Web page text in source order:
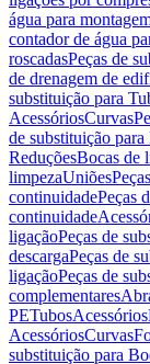
água para
contador de água
roscadasPeças de
de drenagem de
substituição para
AcessóriosCurvas
de substituição
ReduçõesBocas de
limpezaUniões
continuidadePeças
continuidade
ligaçãoPeças de
descargaPeças de
ligaçãoPeças de
complementares
PETubosAcessórios
AcessóriosCurvas
substituição para